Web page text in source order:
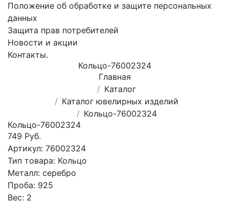
Положение об обработке и защите персональных
данных
Защита прав потребителей
Новости и акции
Контакты.
Кольцо-76002324
Главная
Каталог
Каталог ювелирных изделий
Кольцо-76002324
Кольцо-76002324
749 Руб.
Артикул: 76002324
Тип товара: Кольцо
Металл: серебро
Проба: 925
Вес: 2